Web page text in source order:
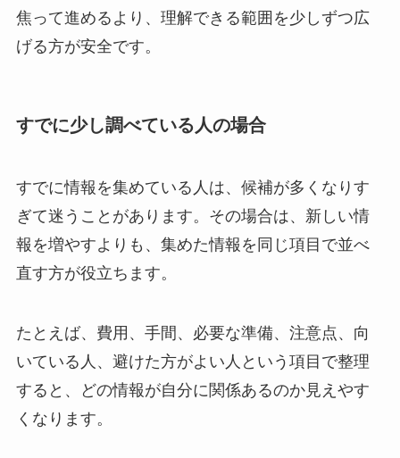
焦って進めるより、理解できる範囲を少しずつ広
げる方が安全です。
すでに少し調べている人の場合
すでに情報を集めている人は、候補が多くなりす
ぎて迷うことがあります。その場合は、新しい情
報を増やすよりも、集めた情報を同じ項目で並べ
直す方が役立ちます。
たとえば、費用、手間、必要な準備、注意点、向
いている人、避けた方がよい人という項目で整理
すると、どの情報が自分に関係あるのか見えやす
くなります。